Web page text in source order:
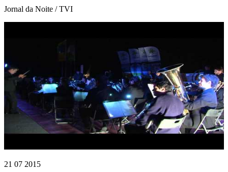
Jornal da Noite / TVI
21 07 2015